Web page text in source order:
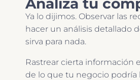
Analiza tu
Ya lo dijimos. Observar las
hacer un análisis detallado
sirva para nada.
Rastrear cierta información
de lo que tu negocio podría